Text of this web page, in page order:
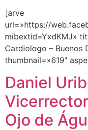
[arve
url=»https://
mibextid=YxdKMJ»
Cardiologo – Buenos
thumbnail=»619″
Daniel
Ojo de